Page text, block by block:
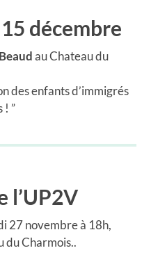
décembre
au Chateau du
des enfants d’immigrés
! ”
l’UP2V
27 novembre à 18h,
du Charmois..